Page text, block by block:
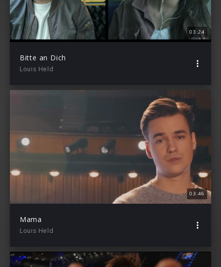
03:24
Bitte an Dich
Louis Held
03:46
Mama
Louis Held